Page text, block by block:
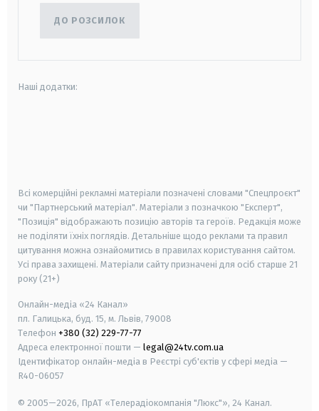
ДО РОЗСИЛОК
Наші додатки:
Всі комерційні рекламні матеріали позначені словами "Спецпроєкт"
чи "Партнерський матеріал". Матеріали з позначкою "Експерт",
"Позиція" відображають позицію авторів та героїв. Редакція може
не поділяти їхніх поглядів. Детальніше щодо реклами та правил
цитування можна ознайомитись в правилах користування сайтом.
Усі права захищені. Матеріали сайту призначені для осіб старше 21
року (21+)
Онлайн-медіа «24 Канал»
пл. Галицька, буд. 15, м. Львів, 79008
Телефон +380 (32) 229-77-77
Адреса електронної пошти — legal@24tv.com.ua
Ідентифікатор онлайн-медіа в Реєстрі суб'єктів у сфері медіа —
R40-06057
© 2005—2026, ПрАТ «Телерадіокомпанія "Люкс"», 24 Канал.